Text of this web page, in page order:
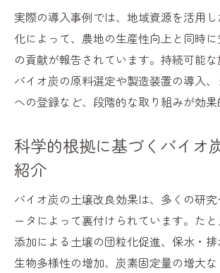
実際の導入事例では、地域資源を活用
化によって、農地の生産性向上と同時
の貢献が報告されています。持続可能な
バイオ炭の原料選定や製造装置の導入
への登録など、段階的な取り組みが効果
科学的根拠に基づくバイオ
紹介
バイオ炭の土壌改良効果は、多くの研
ータによって裏付けられています。た
添加による土壌の団粒化促進、保水・
生物多様性の増加、炭素固定量の増大